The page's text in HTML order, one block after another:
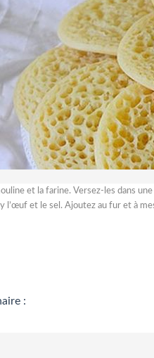
et la farine. Versez-les dans
l’œuf et le sel. Ajoutez au fur et à
: